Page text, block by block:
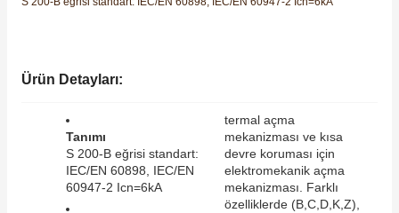
Kesiciler
SIMOTION Hareket Kontrol Üniteleri
SIRIUS SAFETY
Ürün Detayları:
Tanımı
S 200-B eğrisi standart:
IEC/EN 60898, IEC/EN
60947-2 Icn=6kA
termal açma
mekanizması ve kısa
devre koruması için
elektromekanik açma
mekanizması. Farklı
özelliklerde (B,C,D,K,Z),